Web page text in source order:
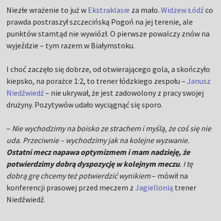
Niezłe wrażenie to już w Ekstraklasie za mało.Widzew Łódźco
prawda postraszył szczecińską Pogoń na jej terenie, ale
punktów stamtąd nie wywiózł. O pierwsze powalczy znów na
wyjeździe – tym razem w Białymstoku.
I choć zaczęło się dobrze, od otwierającego gola, a skończyło
kiepsko, na porażce 1:2, to trener łódzkiego zespołu –Janusz
Niedźwiedź– nie ukrywał, że jest zadowolony z pracy swojej
drużyny. Pozytywów udało wyciągnąć się sporo.
– Nie wychodzimy na boisko ze strachem i myślą, że coś się nie
uda. Przeciwnie – wychodzimy jak na kolejne wyzwanie.
Ostatni mecz napawa optymizmem i mam nadzieję, że
potwierdzimy dobrą dyspozycję w kolejnym meczu. I tę
dobrą grę chcemy też potwierdzić wynikiem– mówił na
konferencji prasowej przed meczem zJagiellonią trener
Niedźwiedź.